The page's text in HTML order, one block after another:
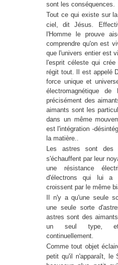
sont les conséquences.
Tout ce qui existe sur
ciel, dit Jésus.
l'Homme le prouve
comprendre qu'on est
que l'univers entier est
l'esprit céleste qui
régit tout. Il est appelé
force unique et
électromagnétique
précisément des
aimants sont les
dans un même
est l'intégration -
la matière..
Les astres sont des
s'échauffent par leur
une résistance
d'électrons qui lui a
croissent par le même
Il n'y a qu'une seule
une seule sorte
astres sont des
un seul type,
continuellement.
Comme tout objet
petit qu'il n'apparaît, le